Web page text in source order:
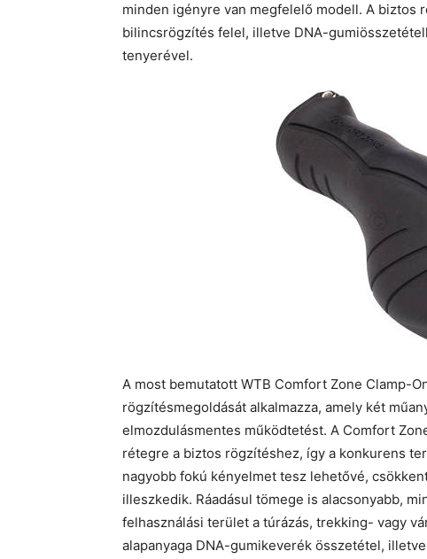
minden igényre van megfelelő modell. A
bilincsrögzítés felel, illetve DNA-
tenyerével.
A most bemutatott WTB Comfort Zone Clamp-
rögzítésmegoldását alkalmazza, amely két
elmozdulásmentes működtetést. A Comfort
rétegre a biztos rögzítéshez, így a konkurens
nagyobb fokú kényelmet tesz lehetővé,
illeszkedik. Ráadásul tömege is alacsonyabb,
felhasználási terület a túrázás, trekking- vagy
alapanyaga DNA-gumikeverék összetétel,